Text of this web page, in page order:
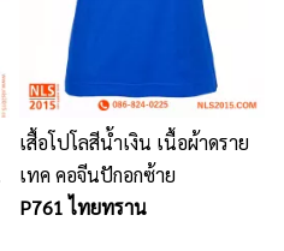
เสื้อโปโลสีน้ำเงิน เนื้อผ้าดราย
เทค คอจีนปักอกซ้าย
P761 ไทยทราน